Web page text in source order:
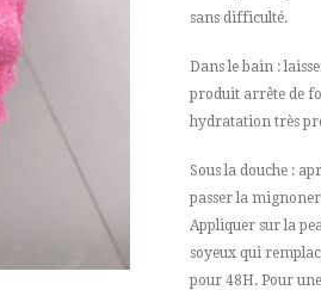
sans difficulté.
Dans le bain :
produit arrête de
hydratation très
Sous la douche :
passer la
Appliquer sur la
soyeux qui
pour 48H. Pour